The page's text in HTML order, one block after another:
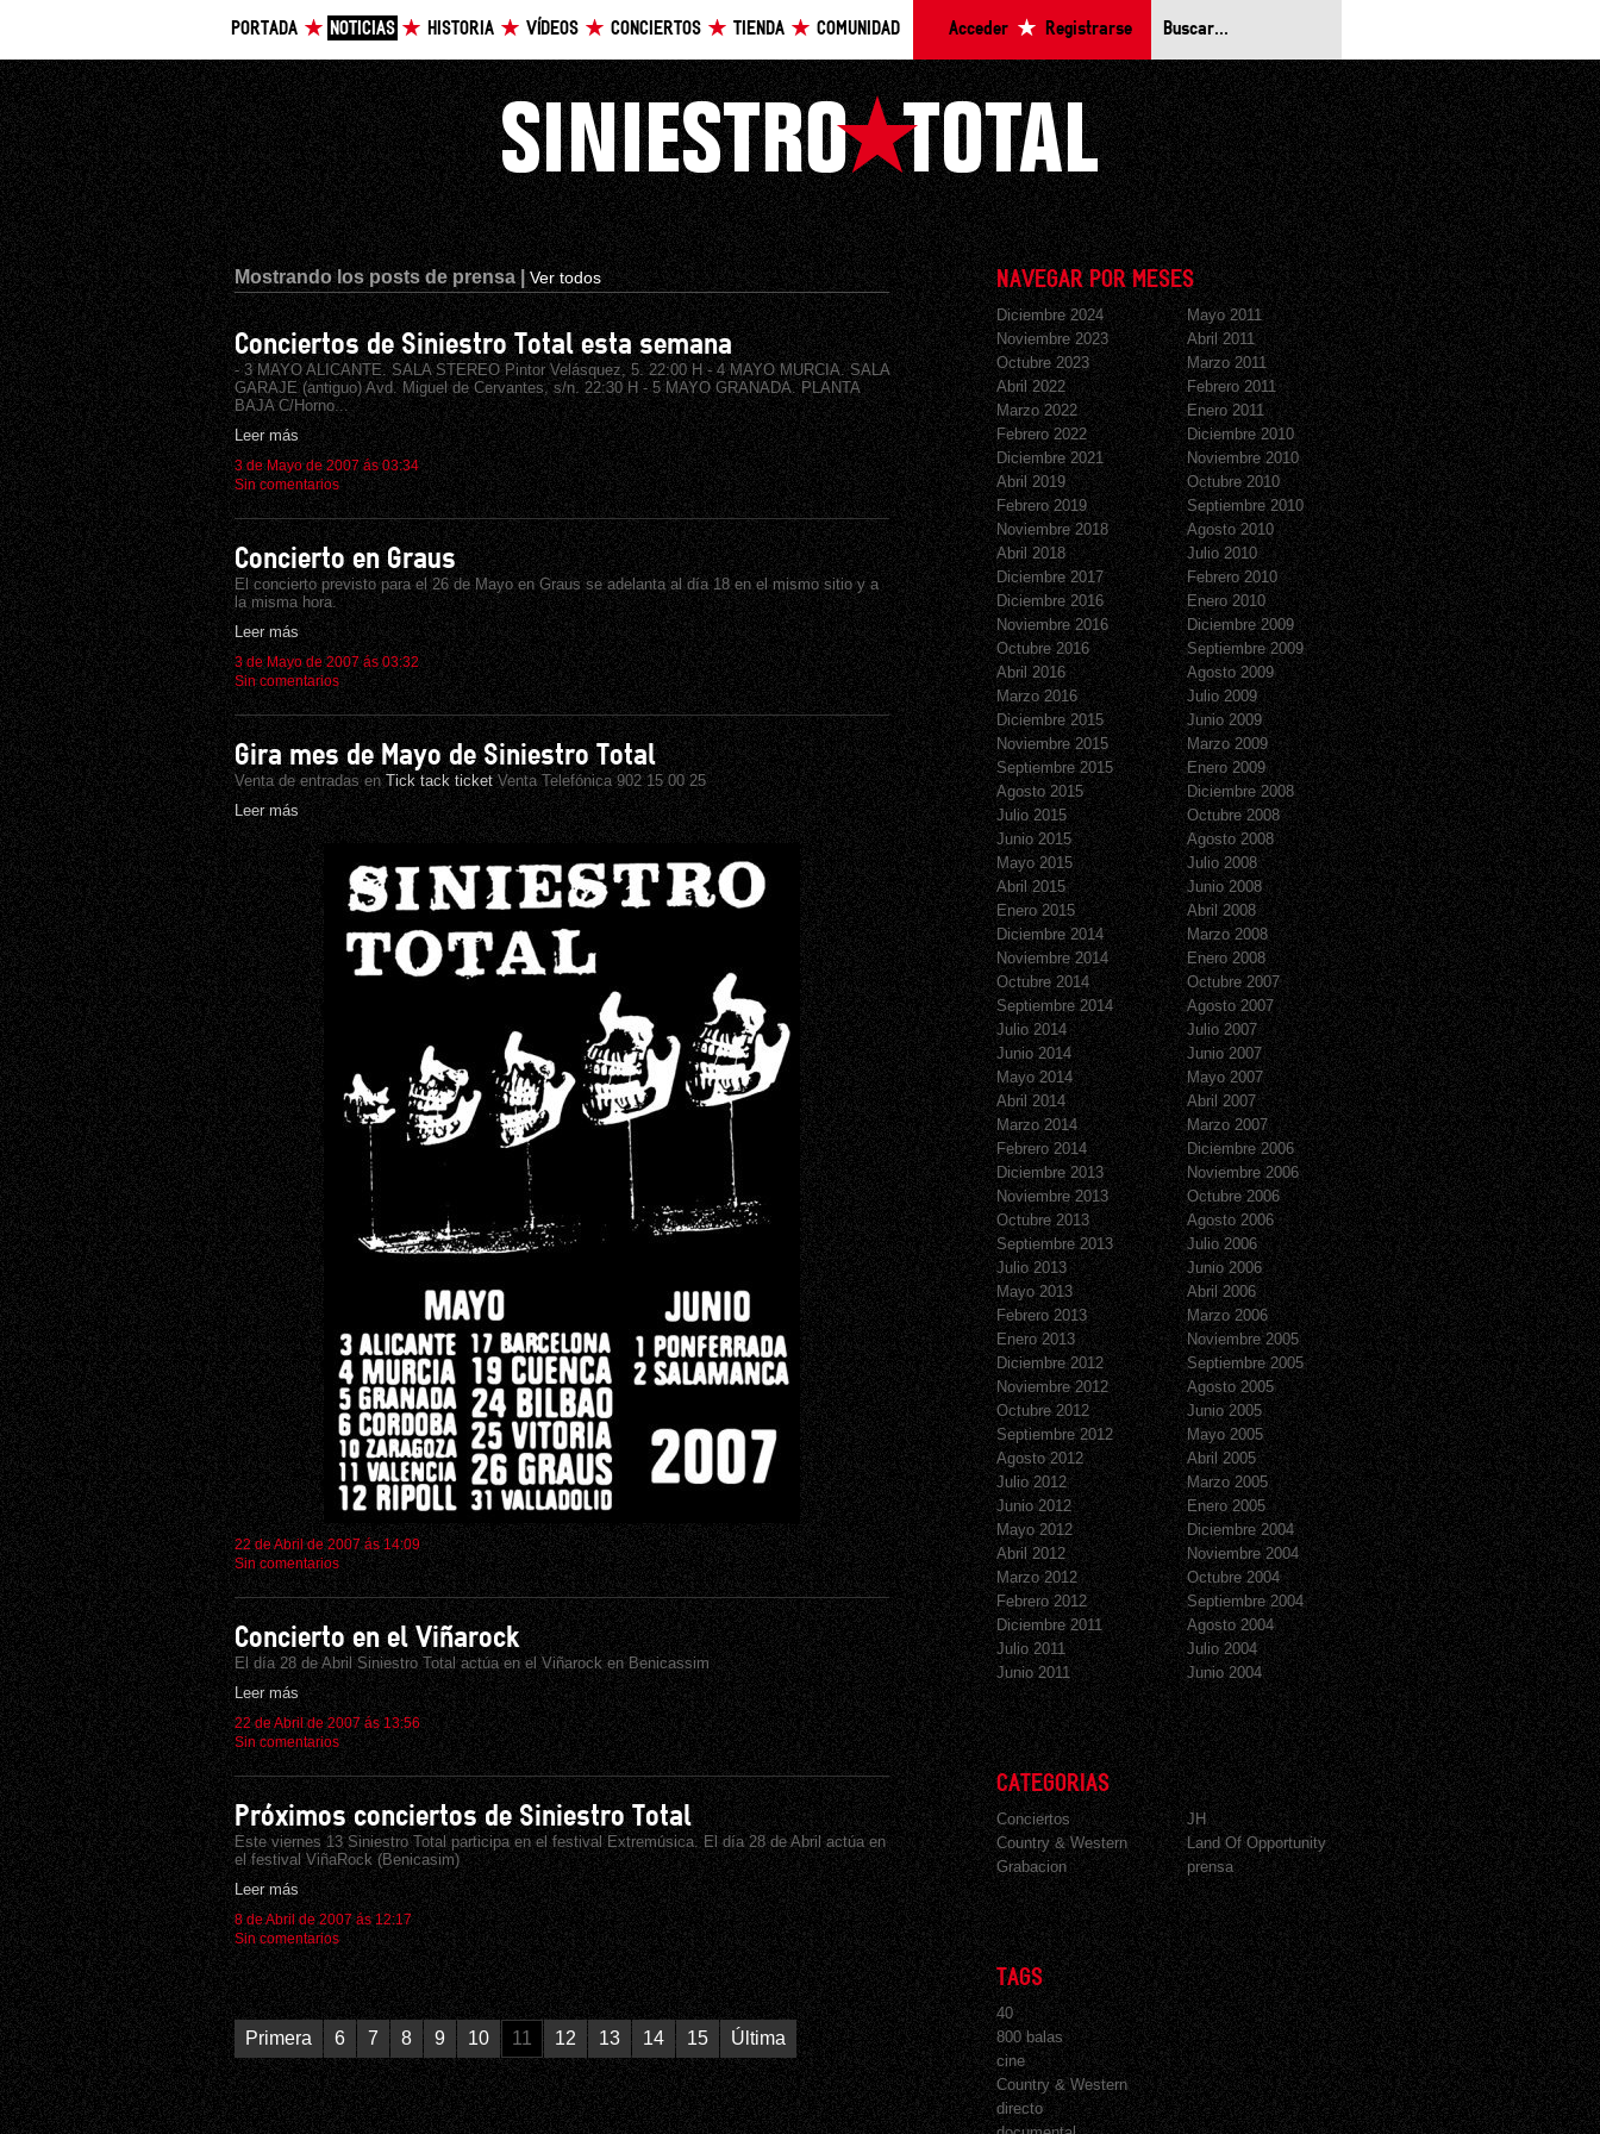
PORTADA NOTICIAS HISTORIA VÍDEOS CONCIERTOS TIENDA COMUNIDAD Acceder Registrarse
Mostrando los posts de prensa |Ver todos
Conciertos de Siniestro Total esta semana
- 3 MAYO ALICANTE. SALA STEREO Pintor Velásquez, 5. 22:00 H - 4 MAYO MURCIA. SALA
GARAJE (antiguo) Avd. Miguel de Cervantes, s/n. 22:30 H - 5 MAYO GRANADA. PLANTA
BAJA C/Horno...
Leer más
3 de Mayo de 2007 ás 03:34
Sin comentarios
Concierto en Graus
El concierto previsto para el 26 de Mayo en Graus se adelanta al día 18 en el mismo sitio y a
la misma hora.
Leer más
3 de Mayo de 2007 ás 03:32
Sin comentarios
Gira mes de Mayo de Siniestro Total
Venta de entradas enTick tack ticketVenta Telefónica 902 15 00 25
Leer más
22 de Abril de 2007 ás 14:09
Sin comentarios
Concierto en el Viñarock
El día 28 de Abril Siniestro Total actúa en el Viñarock en Benicassim
Leer más
22 de Abril de 2007 ás 13:56
Sin comentarios
Próximos conciertos de Siniestro Total
Este viernes 13 Siniestro Total participa en el festival Extremúsica. El día 28 de Abril actúa en
el festival ViñaRock (Benicasim)
Leer más
8 de Abril de 2007 ás 12:17
Sin comentarios
Primera 6 7 8 9 10 11 12 13 14 15 Última
NAVEGAR POR MESES
Diciembre 2024
Noviembre 2023
Octubre 2023
Abril 2022
Marzo 2022
Febrero 2022
Diciembre 2021
Abril 2019
Febrero 2019
Noviembre 2018
Abril 2018
Diciembre 2017
Diciembre 2016
Noviembre 2016
Octubre 2016
Abril 2016
Marzo 2016
Diciembre 2015
Noviembre 2015
Septiembre 2015
Agosto 2015
Julio 2015
Junio 2015
Mayo 2015
Abril 2015
Enero 2015
Diciembre 2014
Noviembre 2014
Octubre 2014
Septiembre 2014
Julio 2014
Junio 2014
Mayo 2014
Abril 2014
Marzo 2014
Febrero 2014
Diciembre 2013
Noviembre 2013
Octubre 2013
Septiembre 2013
Julio 2013
Mayo 2013
Febrero 2013
Enero 2013
Diciembre 2012
Noviembre 2012
Octubre 2012
Septiembre 2012
Agosto 2012
Julio 2012
Junio 2012
Mayo 2012
Abril 2012
Marzo 2012
Febrero 2012
Diciembre 2011
Julio 2011
Junio 2011
Mayo 2011
Abril 2011
Marzo 2011
Febrero 2011
Enero 2011
Diciembre 2010
Noviembre 2010
Octubre 2010
Septiembre 2010
Agosto 2010
Julio 2010
Febrero 2010
Enero 2010
Diciembre 2009
Septiembre 2009
Agosto 2009
Julio 2009
Junio 2009
Marzo 2009
Enero 2009
Diciembre 2008
Octubre 2008
Agosto 2008
Julio 2008
Junio 2008
Abril 2008
Marzo 2008
Enero 2008
Octubre 2007
Agosto 2007
Julio 2007
Junio 2007
Mayo 2007
Abril 2007
Marzo 2007
Diciembre 2006
Noviembre 2006
Octubre 2006
Agosto 2006
Julio 2006
Junio 2006
Abril 2006
Marzo 2006
Noviembre 2005
Septiembre 2005
Agosto 2005
Junio 2005
Mayo 2005
Abril 2005
Marzo 2005
Enero 2005
Diciembre 2004
Noviembre 2004
Octubre 2004
Septiembre 2004
Agosto 2004
Julio 2004
Junio 2004
CATEGORIAS
Conciertos
Country & Western
Grabacion
JH
Land Of Opportunity
prensa
TAGS
40
800 balas
cine
Country & Western
directo